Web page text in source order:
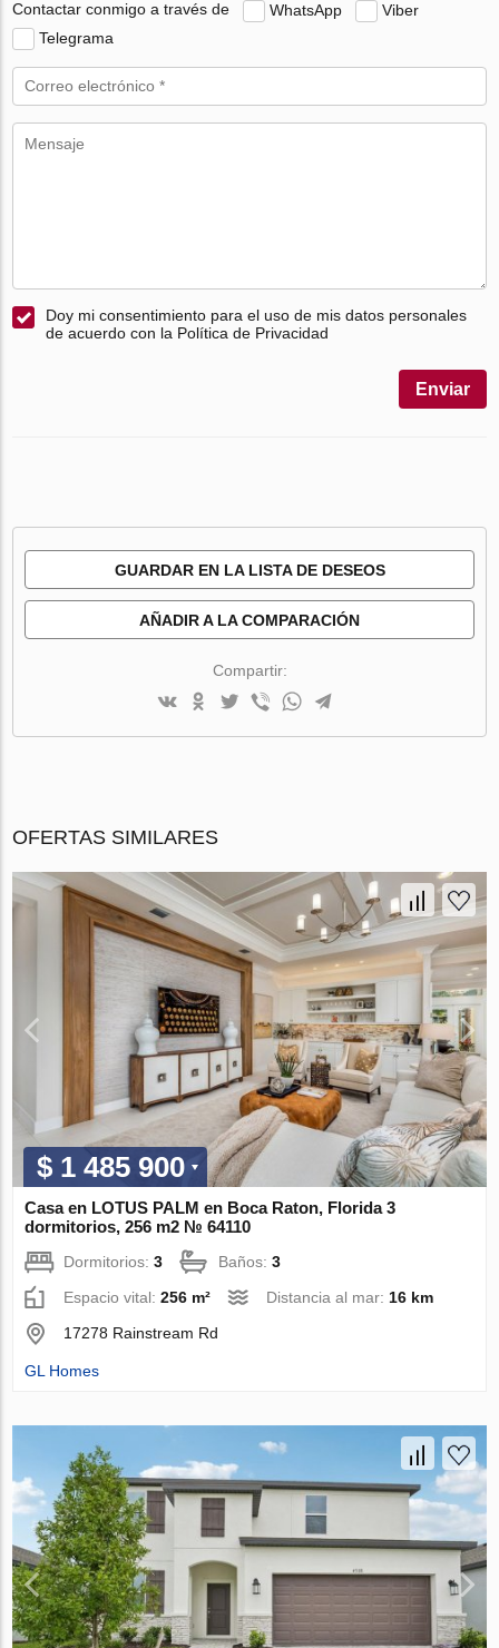
Contactar conmigo a través de WhatsApp
Viber
Telegrama
Doy mi consentimiento para el uso de mis datos personales
de acuerdo con la Política de Privacidad
Enviar
GUARDAR EN LA LISTA DE DESEOS
AÑADIR A LA COMPARACIÓN
Compartir:
OFERTAS SIMILARES
$ 1 485 900
Casa en LOTUS PALM en Boca Raton, Florida 3
dormitorios, 256 m2 № 64110
Dormitorios:3 Baños:3
Espacio vital:256 m² Distancia al mar:16 km
17278 Rainstream Rd
GL Homes